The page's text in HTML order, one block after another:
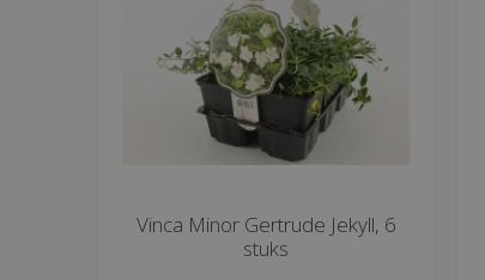
Vinca Minor Gertrude Jekyll, 6
stuks